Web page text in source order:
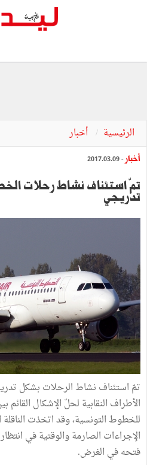
الرئيسية أخبار
أخبار - 2017.03.09
تمّ استئناف نشاط رحلات
تدريجي
تمّ استئناف نشاط الرحلات بشكل
الأطراف النقابية لحلّ الإشكال القائم
للخطوط التونسية،وقداتخذت الناقلة
الإجراءات الصارمةوالوقتيةفي انتظار
فتحهفي الغرض.